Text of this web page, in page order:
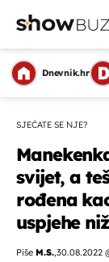
Dnevnik.hr
SJEĆATE SE NJE?
svijet, a
rođena
uspjehe
Piše M.S.,30.08.2022